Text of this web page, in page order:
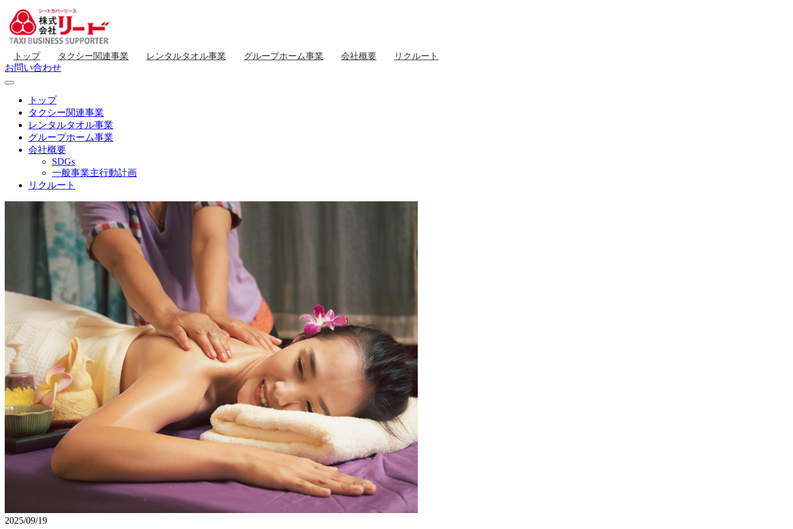
トップ タクシー関連事業 レンタルタオル事業 グループホーム事業 会社概要 リクルート
お問い合わせ
トップ
タクシー関連事業
レンタルタオル事業
グループホーム事業
会社概要
SDGs
一般事業主行動計画
リクルート
2025/09/19